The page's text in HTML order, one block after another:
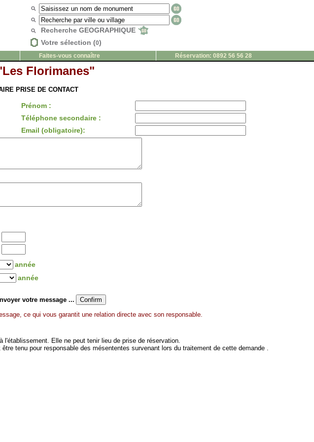
Recherche GEOGRAPHIQUE
Votre sélection (0)
Faites-vous connaître
Réservation: 0892 56 56 28
Florimanes"
PRISE DE CONTACT
Prénom :
Téléphone secondaire :
Email (obligatoire):
année
année
votre message ...
ce qui vous garantit une relation directe avec son responsable.
l'établissement. Elle ne peut tenir lieu de prise de réservation.
être tenu pour responsable des mésententes survenant lors du traitement de cette demande .